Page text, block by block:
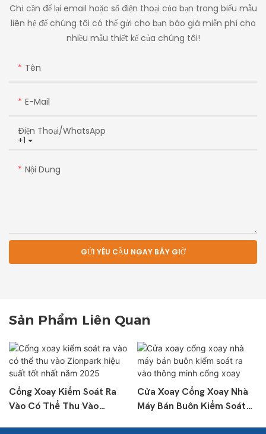
Chỉ cần để lại email hoặc số điện thoại của bạn trong biểu mẫu
liên hệ để chúng tôi có thể gửi cho bạn báo giá miễn phí cho
nhiều mẫu thiết kế của chúng tôi!
Tên
E-Mail
+1
Điện Thoại/whatsApp
Nội Dung
GỬI YÊU CẦU NGAY BÂY GIỜ
Sản Phẩm Liên Quan
Cổng Xoay Kiểm Soát Ra
Vào Có Thể Thu Vào
Cửa Xoay Cổng Xoay Nhà
Máy Bán Buôn Kiểm Soát